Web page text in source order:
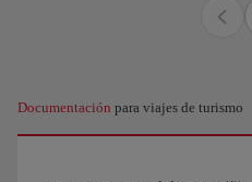
Documentación para viajes de turismo